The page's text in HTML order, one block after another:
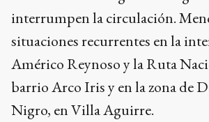
interrumpen la circulación.
situaciones recurrentes en la
Américo Reynoso y la Ruta
barrio Arco Iris y en la zona de
Nigro, en Villa Aguirre.